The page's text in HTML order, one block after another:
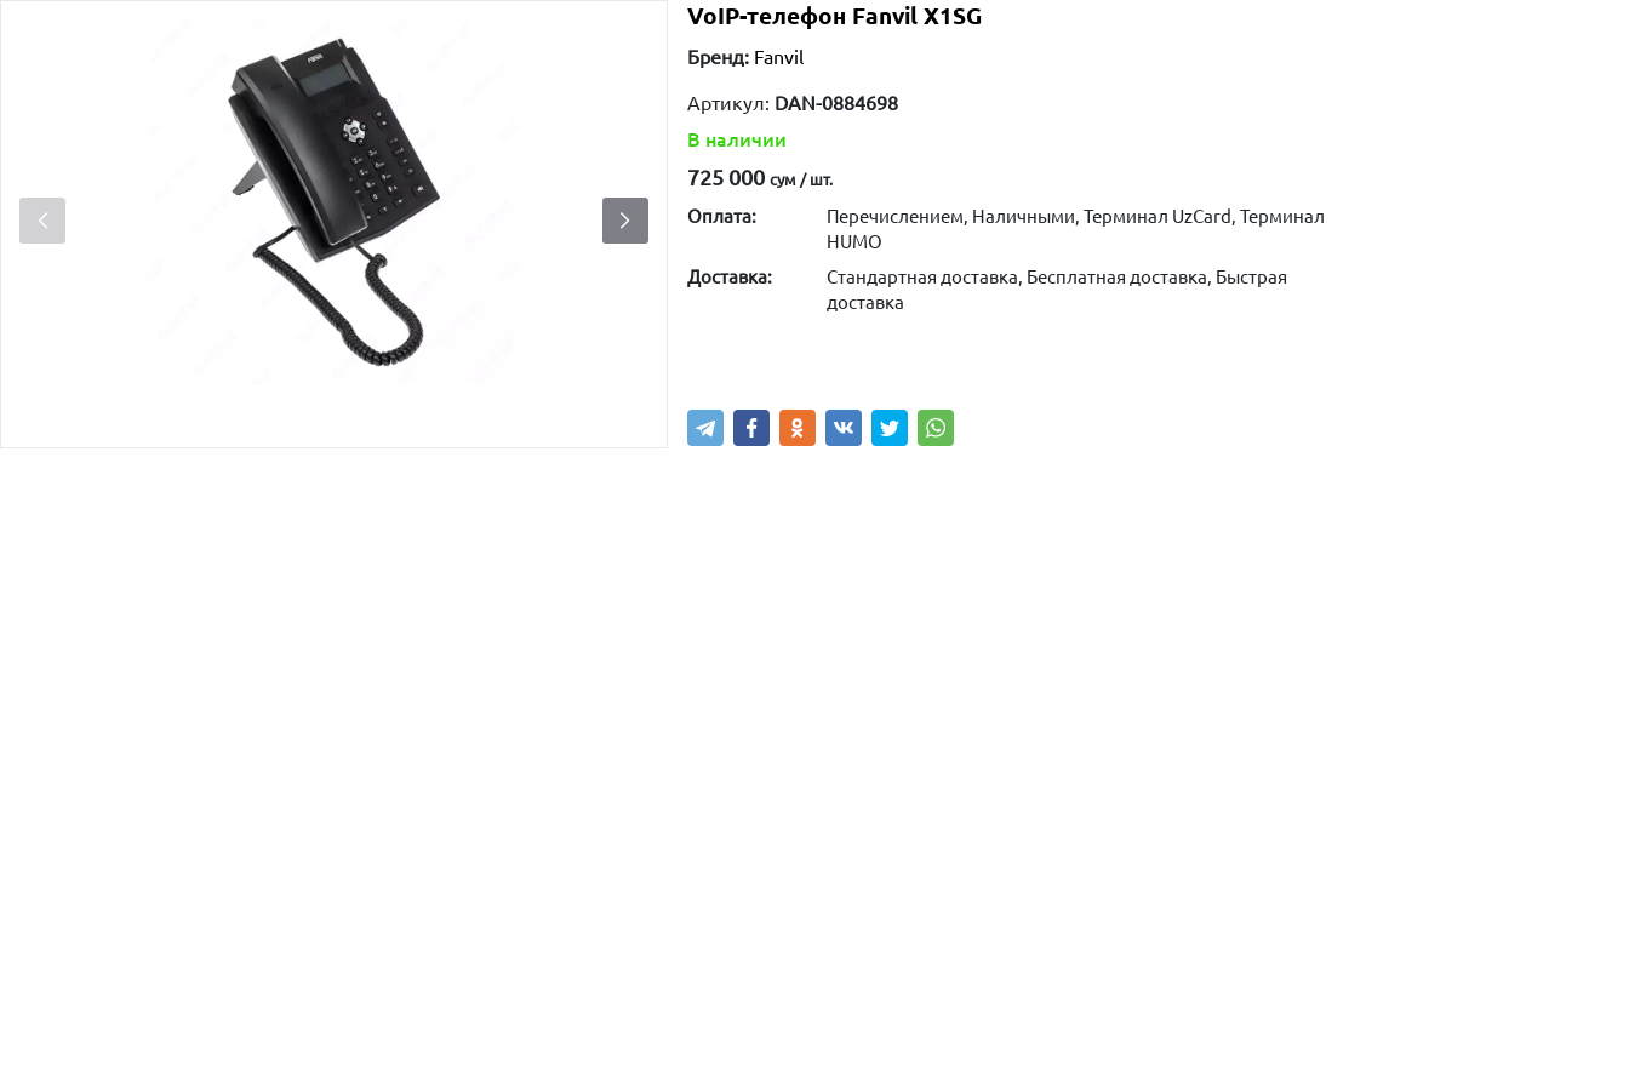
VoIP-телефон Fanvil X1SG
Бренд: Fanvil
Артикул: DAN-0884698
В наличии
725 000 сум / шт.
Оплата:
Перечислением, Наличными, Терминал UzCard, Терминал
HUMO
Доставка:
Стандартная доставка, Бесплатная доставка, Быстрая
доставка